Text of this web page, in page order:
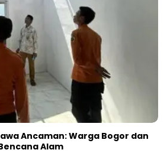
Ancaman: Warga Bogor dan
Alam